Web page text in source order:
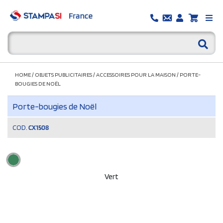
HOME/ OBJETS PUBLICITAIRES/ACCESSOIRES POUR LA MAISON / PORTE-
BOUGIES DE NOËL
Porte-bougies de Noël
COD. CX1508
Vert